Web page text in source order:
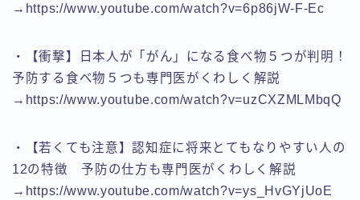
→https://www.youtube.com/watch?v=6p86jW-F-Ec
・【衝撃】日本人が「がん」になる食べ物５つが判明！
予防する食べ物５つも専門医がくわしく解説
→https://www.youtube.com/watch?v=uzCXZMLMbqQ
・【若くても注意】認知症に将来とてもなりやすい人の
12の特徴 予防の仕方も専門医がくわしく解説
→https://www.youtube.com/watch?v=ys_HvGYjUoE